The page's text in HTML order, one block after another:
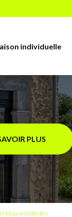
individuelle
PLUS
loup architectes